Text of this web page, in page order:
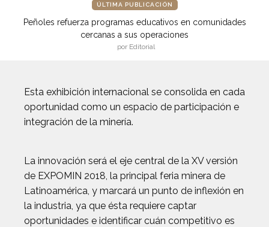
ÚLTIMA PUBLICACIÓN
Peñoles refuerza programas educativos en comunidades
cercanas a sus operaciones
por Editorial
Esta exhibición internacional se consolida en cada
oportunidad como un espacio de participación e
integración de la minería.
La innovación será el eje central de la XV versión
de EXPOMIN 2018, la principal feria minera de
Latinoamérica, y marcará un punto de inflexión en
la industria, ya que ésta requiere captar
oportunidades e identificar cuán competitivo es